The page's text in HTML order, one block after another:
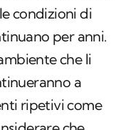
condizioni di
per anni.
che li
a
ripetivi come